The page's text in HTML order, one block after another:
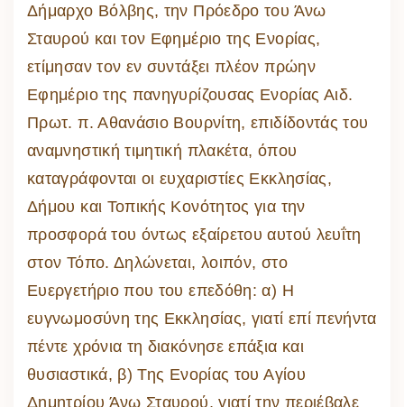
Δήμαρχο Βόλβης, την Πρόεδρο του Άνω
Σταυρού και τον Εφημέριο της Ενορίας,
ετίμησαν τον εν συντάξει πλέον πρώην
Εφημέριο της πανηγυρίζουσας Ενορίας Αιδ.
Πρωτ. π. Αθανάσιο Βουρνίτη, επιδίδοντάς του
αναμνηστική τιμητική πλακέτα, όπου
καταγράφονται οι ευχαριστίες Εκκλησίας,
Δήμου και Τοπικής Κονότητος για την
προσφορά του όντως εξαίρετου αυτού λευΐτη
στον Τόπο. Δηλώνεται, λοιπόν, στο
Ευεργετήριο που του επεδόθη: α) Η
ευγνωμοσύνη της Εκκλησίας, γιατί επί πενήντα
πέντε χρόνια τη διακόνησε επάξια και
θυσιαστικά, β) Της Ενορίας του Αγίου
Δημητρίου Άνω Σταυρού, γιατί την περιέβαλε